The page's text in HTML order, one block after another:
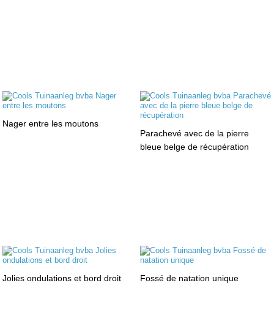
Nager entre les moutons
Parachevé avec de la pierre
bleue belge de récupération
Jolies ondulations et bord droit Fossé de natation unique